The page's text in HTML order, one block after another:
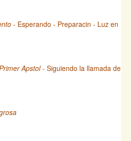
- Esperando - Preparacin - Luz en
Apstol- Siguiendo la llamada de